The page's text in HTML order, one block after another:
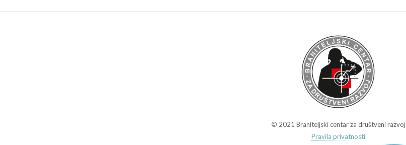
© 2021 Braniteljski centar za društveni razvoj
Pravila privatnosti